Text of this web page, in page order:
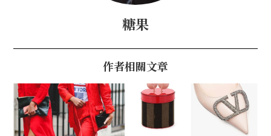
糖果
作者相關文章